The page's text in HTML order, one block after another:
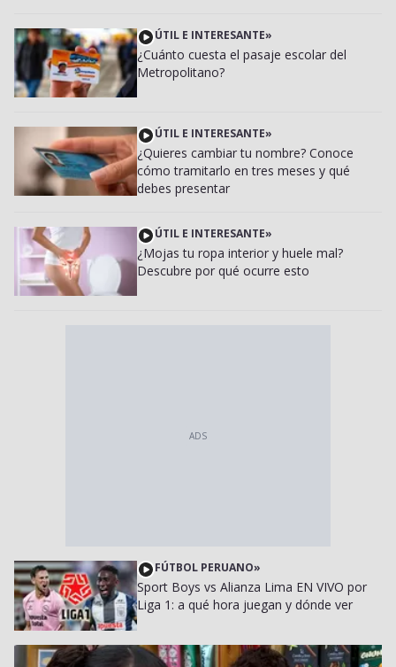
ÚTIL E INTERESANTE»
¿Cuánto cuesta el pasaje escolar del
Metropolitano?
ÚTIL E INTERESANTE»
¿Quieres cambiar tu nombre? Conoce
cómo tramitarlo en tres meses y qué
debes presentar
ÚTIL E INTERESANTE»
¿Mojas tu ropa interior y huele mal?
Descubre por qué ocurre esto
FÚTBOL PERUANO»
Sport Boys vs Alianza Lima EN VIVO por
Liga 1: a qué hora juegan y dónde ver